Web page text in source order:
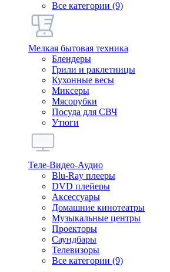
Все категории (9)
Мелкая бытовая техника
Блендеры
Грили и раклетницы
Кухонные весы
Миксеры
Мясорубки
Посуда для СВЧ
Утюги
Теле-Видео-Аудио
Blu-Ray плееры
DVD плейеры
Аксессуары
Домашние кинотеатры
Музыкальные центры
Проекторы
Саундбары
Телевизоры
Все категории (9)